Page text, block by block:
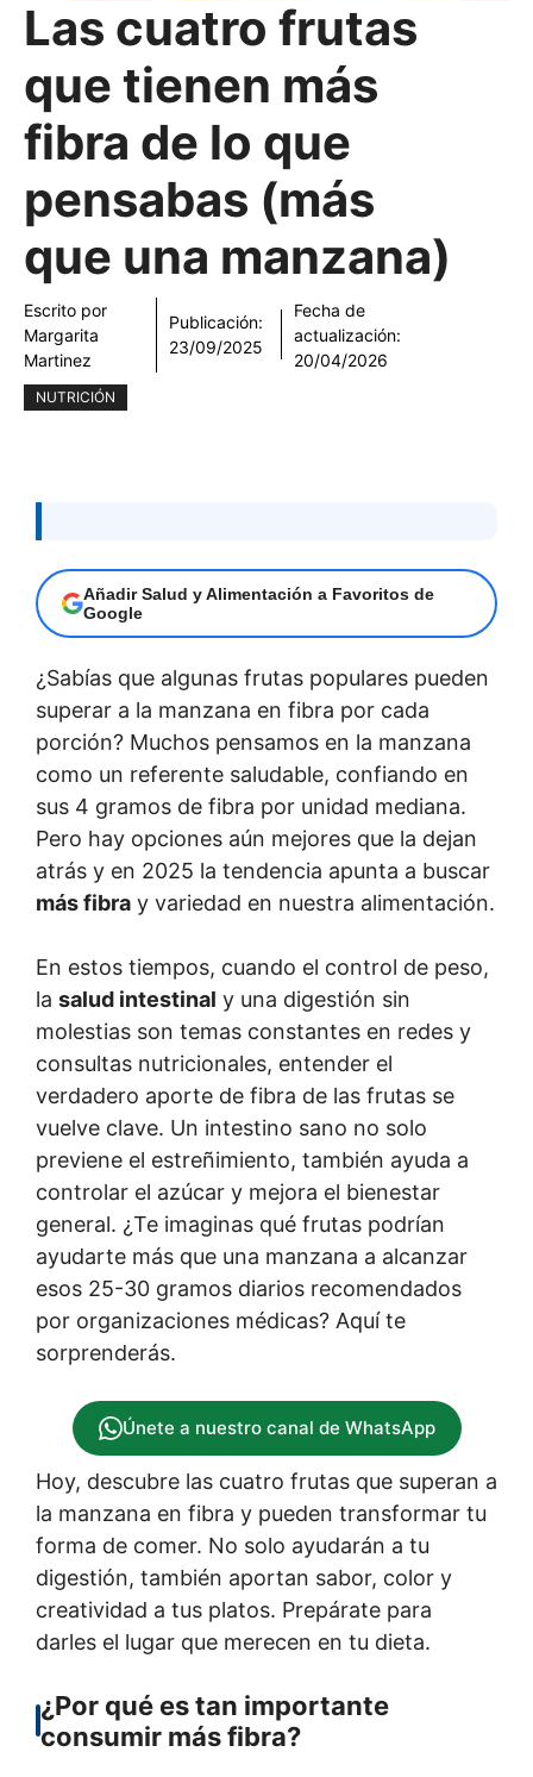
Las cuatro frutas
que tienen más
fibra de lo que
pensabas (más
que una manzana)
Escrito por
Margarita
Martinez
Publicación:
23/09/2025
Fecha de
actualización:
20/04/2026
NUTRICIÓN
Añadir Salud y Alimentación a Favoritos de
Google
¿Sabías que algunas frutas populares pueden
superar a la manzana en fibra por cada
porción? Muchos pensamos en la manzana
como un referente saludable, confiando en
sus 4 gramos de fibra por unidad mediana.
Pero hay opciones aún mejores que la dejan
atrás y en 2025 la tendencia apunta a buscar
más fibra y variedad en nuestra alimentación.
En estos tiempos, cuando el control de peso,
la salud intestinal y una digestión sin
molestias son temas constantes en redes y
consultas nutricionales, entender el
verdadero aporte de fibra de las frutas se
vuelve clave. Un intestino sano no solo
previene el estreñimiento, también ayuda a
controlar el azúcar y mejora el bienestar
general. ¿Te imaginas qué frutas podrían
ayudarte más que una manzana a alcanzar
esos 25-30 gramos diarios recomendados
por organizaciones médicas? Aquí te
sorprenderás.
Únete a nuestro canal de WhatsApp
Hoy, descubre las cuatro frutas que superan a
la manzana en fibra y pueden transformar tu
forma de comer. No solo ayudarán a tu
digestión, también aportan sabor, color y
creatividad a tus platos. Prepárate para
darles el lugar que merecen en tu dieta.
¿Por qué es tan importante
consumir más fibra?